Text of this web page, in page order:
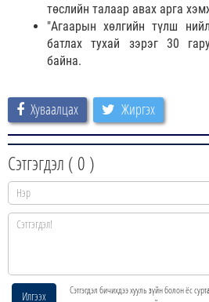
төслийн талаар авах арга
"Агаарын хөлгийн түлш
батлах тухай зэрэг 30
байна.
Хуваалцах Жиргэх
Сэтгэгдэл ( 0 )
Илгээх
Сэтгэгдэл бичихдээ хууль зүйн болон ёс